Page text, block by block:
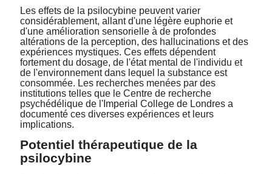
Les effets de la psilocybine peuvent varier
considérablement, allant d'une légère euphorie et
d'une amélioration sensorielle à de profondes
altérations de la perception, des hallucinations et des
expériences mystiques.Ces effets dépendent
fortement du dosage, de l'état mental de l'individu et
de l'environnement dans lequel la substance est
consommée. Les recherches menées par des
institutions telles que le Centre de recherche
psychédélique de l'Imperial College de Londres a
documenté ces diverses expériences et leurs
implications.
Potentiel thérapeutique de la
psilocybine